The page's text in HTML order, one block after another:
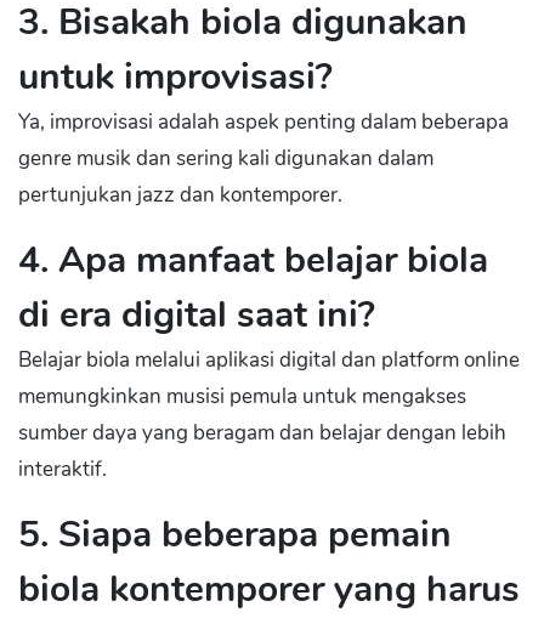
3. Bisakah biola digunakan
untuk improvisasi?
Ya, improvisasi adalah aspek penting dalam beberapa
genre musik dan sering kali digunakan dalam
pertunjukan jazz dan kontemporer.
4. Apa manfaat belajar biola
di era digital saat ini?
Belajar biola melalui aplikasi digital dan platform online
memungkinkan musisi pemula untuk mengakses
sumber daya yang beragam dan belajar dengan lebih
interaktif.
5. Siapa beberapa pemain
biola kontemporer yang harus